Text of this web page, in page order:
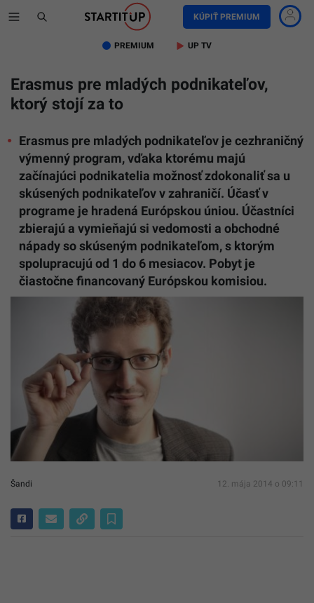
KÚPIŤ PREMIUM
PREMIUM UP TV
Erasmus pre mladých podnikateľov,
ktorý stojí za to
Erasmus pre mladých podnikateľov je cezhraničný
výmenný program, vďaka ktorému majú
začínajúci podnikatelia možnosť zdokonaliť sa u
skúsených podnikateľov v zahraničí. Účasť v
programe je hradená Európskou úniou. Účastníci
zbierajú a vymieňajú si vedomosti a obchodné
nápady so skúseným podnikateľom, s ktorým
spolupracujú od 1 do 6 mesiacov. Pobyt je
čiastočne financovaný Európskou komisiou.
Šandi 12. mája 2014 o 09:11